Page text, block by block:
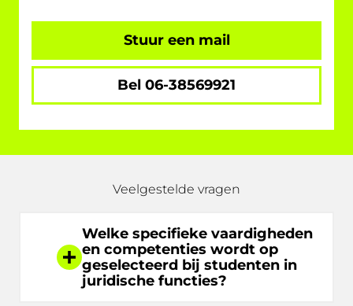
Stuur een mail
Bel 06-38569921
Veelgestelde vragen
Welke specifieke vaardigheden
en competenties wordt op
geselecteerd bij studenten in
juridische functies?